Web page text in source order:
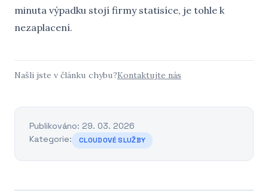
minuta výpadku stojí firmy statisíce, je tohle k
nezaplacení.
Našli jste v článku chybu?Kontaktujte nás
Publikováno: 29. 03. 2026
Kategorie:
CLOUDOVÉ SLUŽBY